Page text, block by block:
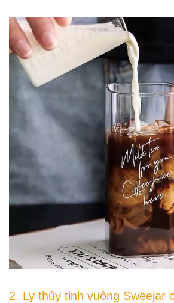
2. Ly thủy tinh vuông Sweejar